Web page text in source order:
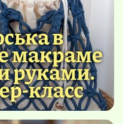
в
макраме
руками.
класс